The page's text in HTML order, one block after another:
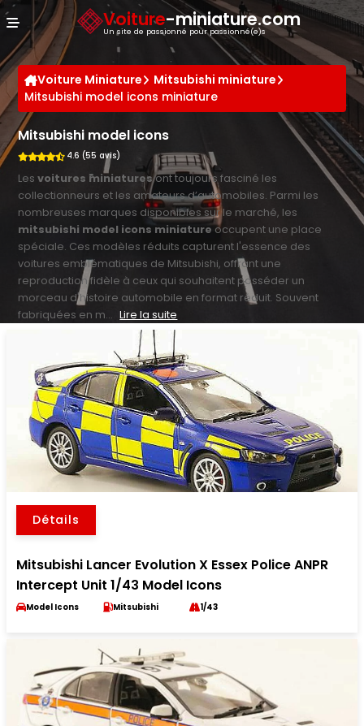
Voiture-miniature.com
Un site de passionné pour passionné(e)s
Voiture Miniature
Mitsubishi miniature
Mitsubishi model icons miniature
Mitsubishi model icons
4.6 (55 avis)
Lesvoitures miniaturesont toujours fasciné les
collectionneurs et les amateurs d’automobiles. Parmi les
nombreuses marques disponibles sur le marché, les
mitsubishi model icons miniatureoccupent une place
spéciale. Ces modèles réduits capturent l'essence des
voitures emblématiques de Mitsubishi, offrant une
reproduction fidèle à ceux qui souhaitent posséder un
morceau d'histoire automobile en format réduit. Souvent
fabriquées en m... Lire la suite
Détails
Mitsubishi Lancer Evolution X Essex Police ANPR
Intercept Unit 1/43 Model Icons
Model Icons Mitsubishi 1/43
Panneau de gestion des cookies